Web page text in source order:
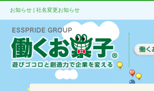
お知らせ | 社名変更お知らせ